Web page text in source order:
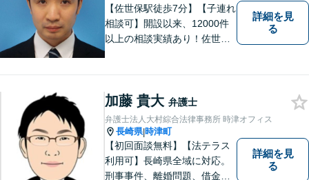
【佐世保駅徒歩7分】【子連れ
相談可】開設以来、12000件
以上の相談実績あり！佐世保
題・企業法務等、お困りごと
はなんでもご相談ください。
【他士業連携】
詳細を見
る
加藤 貴大 弁護士
弁護士法人大村綜合法律事務所 時津オフィス
長崎県|時津町
【初回面談無料】【法テラス
利用可】長崎県全域に対応。
刑事事件、離婚問題、借金・
詳細を見
る